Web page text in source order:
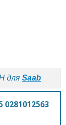
для Saab